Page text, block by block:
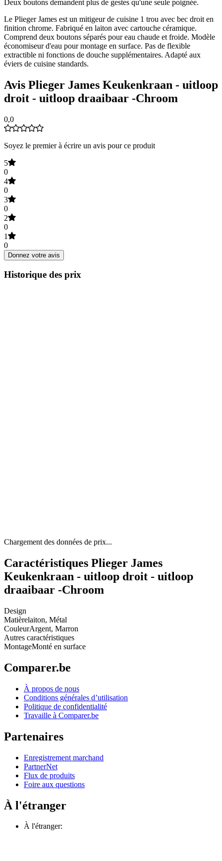
Deux boutons demandent plus de gestes qu'une seule poignée.
Le Plieger James est un mitigeur de cuisine 1 trou avec bec droit en
finition chrome. Fabriqué en laiton avec cartouche céramique.
Comprend deux boutons séparés pour eau chaude et froide. Modèle
économiseur d'eau pour montage en surface. Pas de flexible
extractible ni fonctions de douche supplémentaires. Adapté aux
éviers de cuisine standards.
Avis Plieger James Keukenkraan - uitloop
droit - uitloop draaibaar -Chroom
0,0
Soyez le premier à écrire un avis pour ce produit
5
0
4
0
3
0
2
0
1
0
Donnez votre avis
Historique des prix
Chargement des données de prix...
Caractéristiques Plieger James
Keukenkraan - uitloop droit - uitloop
draaibaar -Chroom
Design
Matièrelaiton, Métal
CouleurArgent, Marron
Autres caractéristiques
MontageMonté en surface
Comparer.be
À propos de nous
Conditions générales d’utilisation
Politique de confidentialité
Travaille à Comparer.be
Partenaires
Enregistrement marchand
PartnerNet
Flux de produits
Foire aux questions
À l'étranger
À l'étranger: